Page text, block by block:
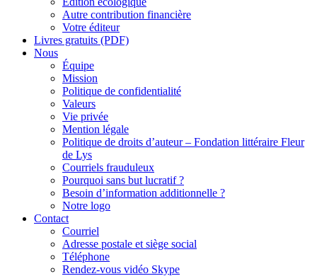
Autre contribution financière
Votre éditeur
Livres gratuits (PDF)
Nous
Équipe
Mission
Politique de confidentialité
Valeurs
Vie privée
Mention légale
Politique de droits d’auteur – Fondation littéraire Fleur
de Lys
Courriels frauduleux
Pourquoi sans but lucratif ?
Besoin d’information additionnelle ?
Notre logo
Contact
Courriel
Adresse postale et siège social
Téléphone
Rendez-vous vidéo Skype